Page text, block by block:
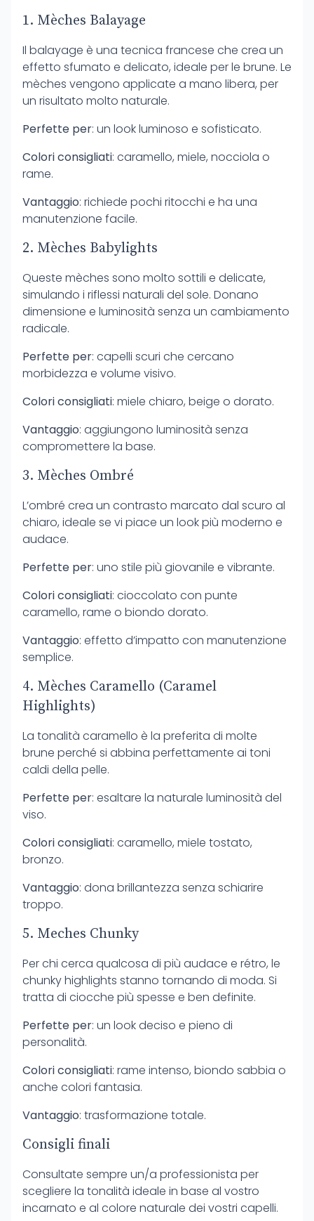
1. Mèches Balayage
Il balayage è una tecnica francese che crea un
effetto sfumato e delicato, ideale per le brune. Le
mèches vengono applicate a mano libera, per
un risultato molto naturale.
Perfette per: un look luminoso e sofisticato.
Colori consigliati: caramello, miele, nocciola o
rame.
Vantaggio: richiede pochi ritocchi e ha una
manutenzione facile.
2. Mèches Babylights
Queste mèches sono molto sottili e delicate,
simulando i riflessi naturali del sole. Donano
dimensione e luminosità senza un cambiamento
radicale.
Perfette per: capelli scuri che cercano
morbidezza e volume visivo.
Colori consigliati: miele chiaro, beige o dorato.
Vantaggio: aggiungono luminosità senza
compromettere la base.
3. Mèches Ombré
L’ombré crea un contrasto marcato dal scuro al
chiaro, ideale se vi piace un look più moderno e
audace.
Perfette per: uno stile più giovanile e vibrante.
Colori consigliati: cioccolato con punte
caramello, rame o biondo dorato.
Vantaggio: effetto d’impatto con manutenzione
semplice.
4. Mèches Caramello (Caramel
Highlights)
La tonalità caramello è la preferita di molte
brune perché si abbina perfettamente ai toni
caldi della pelle.
Perfette per: esaltare la naturale luminosità del
viso.
Colori consigliati: caramello, miele tostato,
bronzo.
Vantaggio: dona brillantezza senza schiarire
troppo.
5. Meches Chunky
Per chi cerca qualcosa di più audace e rétro, le
chunky highlights stanno tornando di moda. Si
tratta di ciocche più spesse e ben definite.
Perfette per: un look deciso e pieno di
personalità.
Colori consigliati: rame intenso, biondo sabbia o
anche colori fantasia.
Vantaggio: trasformazione totale.
Consigli finali
Consultate sempre un/a professionista per
scegliere la tonalità ideale in base al vostro
incarnato e al colore naturale dei vostri capelli.